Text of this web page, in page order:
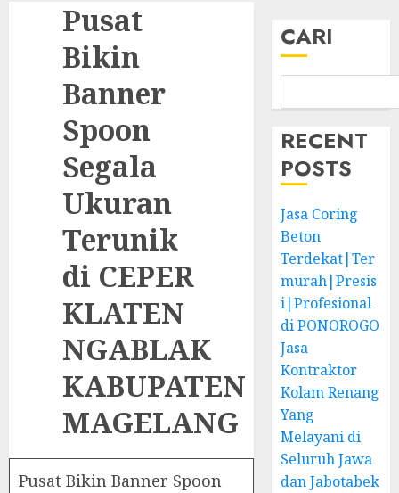
Pusat
Bikin
Banner
Spoon
Segala
Ukuran
Terunik
di CEPER
KLATEN
NGABLAK
KABUPATEN
MAGELANG
Pusat Bikin Banner Spoon
CARI
RECENT
POSTS
Jasa Coring
Beton
Terdekat|Ter
murah|Presis
i|Profesional
di PONOROGO
Jasa
Kontraktor
Kolam Renang
Yang
Melayani di
Seluruh Jawa
dan Jabotabek